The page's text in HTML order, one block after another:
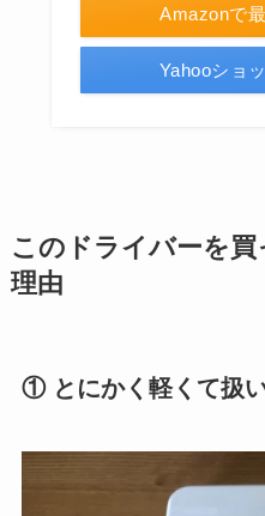
Amazonで
Yahooショ
このドライバーを
理由
① とにかく軽くて扱